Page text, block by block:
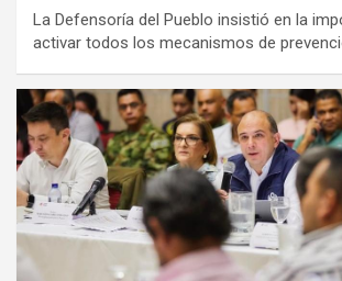
La Defensoría del Pueblo insistió en la
activar todos los mecanismos de